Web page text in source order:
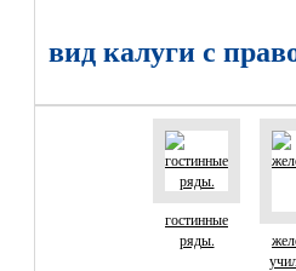
вид калуги с
гостинные
ряды.